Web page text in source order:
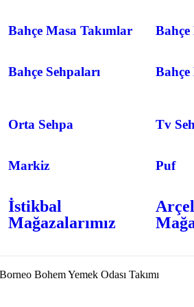
Bahçe Masa Takımlar Bahçe
Bahçe Sehpaları
Orta Sehpa Tv
Markiz Puf
İstikbal
Mağazalarımız
Borneo Bohem Yemek Odası Takımı